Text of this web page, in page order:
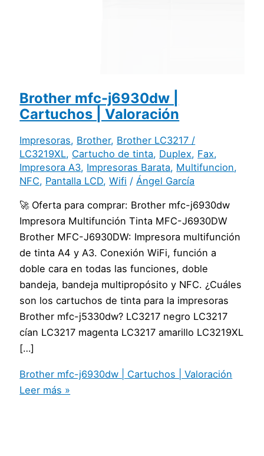
Brother mfc-j6930dw |
Cartuchos | Valoración
Impresoras, Brother, Brother LC3217 /
LC3219XL, Cartucho de tinta, Duplex, Fax,
Impresora A3, Impresoras Barata, Multifuncion,
NFC, Pantalla LCD,Wifi / Ángel García
🚀 Oferta para comprar: Brother mfc-j6930dw
Impresora Multifunción Tinta MFC-J6930DW
Brother MFC-J6930DW: Impresora multifunción
de tinta A4 y A3. Conexión WiFi, función a
doble cara en todas las funciones, doble
bandeja, bandeja multipropósito y NFC. ¿Cuáles
son los cartuchos de tinta para la impresoras
Brother mfc-j5330dw? LC3217 negro LC3217
cían LC3217 magenta LC3217 amarillo LC3219XL
[…]
Brother mfc-j6930dw | Cartuchos | Valoración
Leer más »